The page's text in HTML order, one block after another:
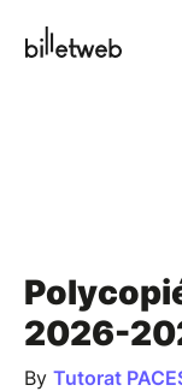
2026-
By Tutorat